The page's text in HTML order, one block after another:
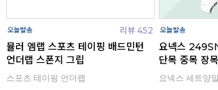
리뷰 452
뮬러 엠랩 스포츠 테이핑 배드민턴
언더랩 스폰지 그립
스포츠 테이핑 언더랩
요넥스
단목 중목 장
요넥스 세트양